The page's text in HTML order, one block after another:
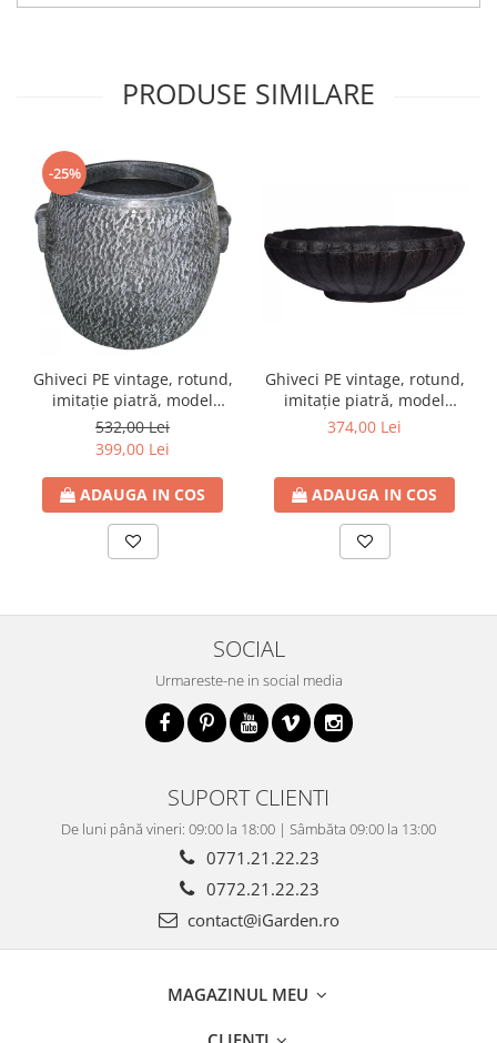
PRODUSE SIMILARE
-25%
Ghiveci PE vintage, rotund,
imitație piatră, model
STONE XL
532,00 Lei
399,00 Lei
ADAUGA IN COS
Ghiveci PE vintage, rotund,
imitație piatră, model
MARGARITE L
374,00 Lei
ADAUGA IN COS
SOCIAL
Urmareste-ne in social media
SUPORT CLIENTI
De luni până vineri: 09:00 la 18:00 | Sâmbăta 09:00 la 13:00
0771.21.22.23
0772.21.22.23
contact@iGarden.ro
MAGAZINUL MEU